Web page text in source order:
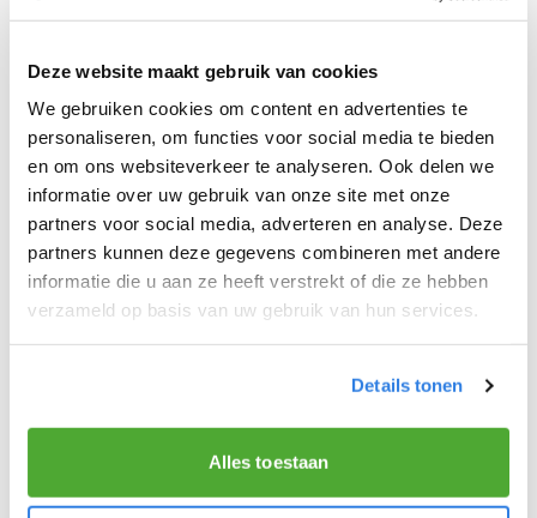
Deze website maakt gebruik van cookies
We gebruiken cookies om content en advertenties te
personaliseren, om functies voor social media te bieden
en om ons websiteverkeer te analyseren. Ook delen we
informatie over uw gebruik van onze site met onze
partners voor social media, adverteren en analyse. Deze
partners kunnen deze gegevens combineren met andere
informatie die u aan ze heeft verstrekt of die ze hebben
verzameld op basis van uw gebruik van hun services.
Details tonen
Alles toestaan
Great to see you're interested in a newspaper
we’d like to refer you to thekrantenbezorgen.nl
website. There, you can easily sign up to deliver
newspapers in Eemdijk.
We hope you can get started soon and wish you
the best of luck! 🚴‍♂️💨